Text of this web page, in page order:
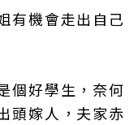
有機會走出自己
個好學生，奈何
頭嫁人，夫家赤